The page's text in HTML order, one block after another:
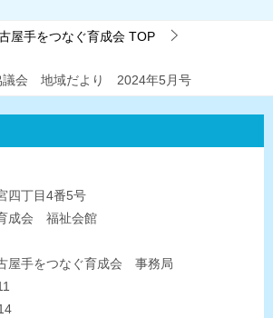
屋手をつなぐ育成会 TOP
議会 地域だより 2024年5月号
四丁目4番5号
成会 福祉会館
屋手をつなぐ育成会 事務局